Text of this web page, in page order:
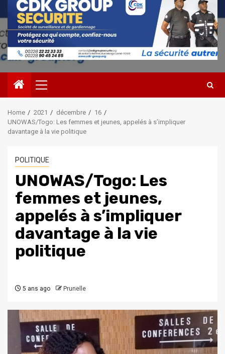
Primary
Menu
Home 2021 décembre
16
UNOWAS/Togo: Les femmes et jeunes, appelés à s’impliquer
davantage à la vie politique
POLITIQUE
UNOWAS/Togo: Les
femmes et jeunes,
appelés à s’impliquer
davantage à la vie
politique
5 ans ago Prunelle